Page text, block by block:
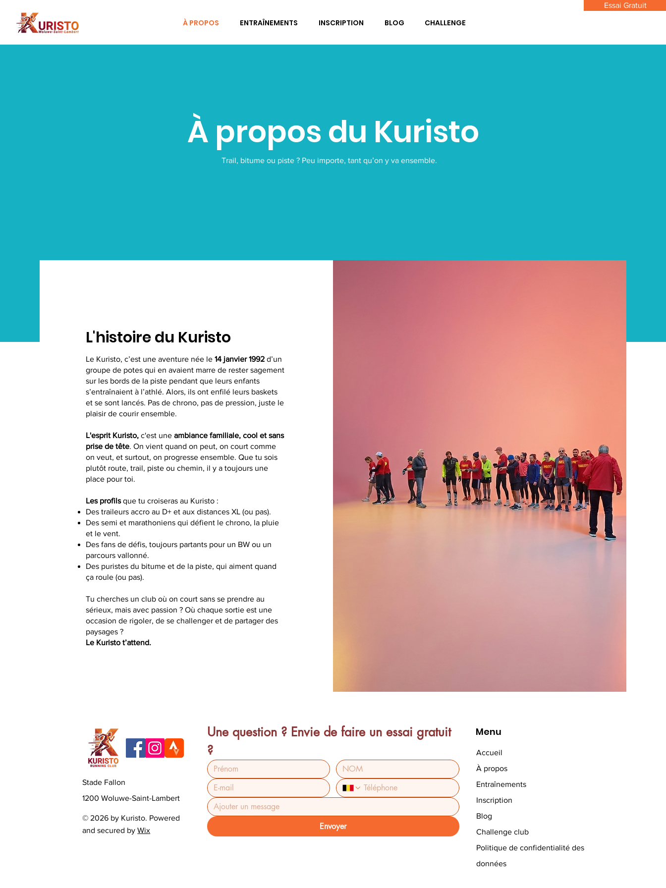
À PROPOS ENTRAÎNEMENTS INSCRIPTION BLOG CHALLENGE
Essai Gratuit
À propos du Kuristo
Trail, bitume ou piste ? Peu importe, tant qu’on y va ensemble.
L'histoire du Kuristo
Le Kuristo, c’est une aventure née le 14 janvier 1992 d’un
groupe de potes qui en avaient marre de rester sagement
sur les bords de la piste pendant que leurs enfants
s’entraînaient à l’athlé. Alors, ils ont enfilé leurs baskets
et se sont lancés. Pas de chrono, pas de pression, juste le
plaisir de courir ensemble.
L'esprit Kuristo, c'est une ambiance familiale, cool et sans
prise de tête. On vient quand on peut, on court comme
on veut, et surtout, on progresse ensemble. Que tu sois
plutôt route, trail, piste ou chemin, il y a toujours une
place pour toi.
Les profilsque tu croiseras au Kuristo :
Des traileurs accro au D+ et aux distances XL (ou pas).
Des semi et marathoniens qui défient le chrono, la pluie
et le vent.
Des fans de défis, toujours partants pour un BW ou un
parcours vallonné.
Des puristes du bitume et de la piste, qui aiment quand
ça roule (ou pas).
Tu cherches un club où on court sans se prendre au
sérieux, mais avec passion ? Où chaque sortie est une
occasion de rigoler, de se challenger et de partager des
paysages ?
Le Kuristo t’attend.
Stade Fallon
1200 Woluwe-Saint-Lambert
© 2026 by Kuristo. Powered
and secured byWix
Une question ? Envie de faire un essai gratuit
?
Envoyer
Menu
Accueil
À propos
Entraînements
Inscription
Blog
Challenge club
Politique de confidentialité des
données